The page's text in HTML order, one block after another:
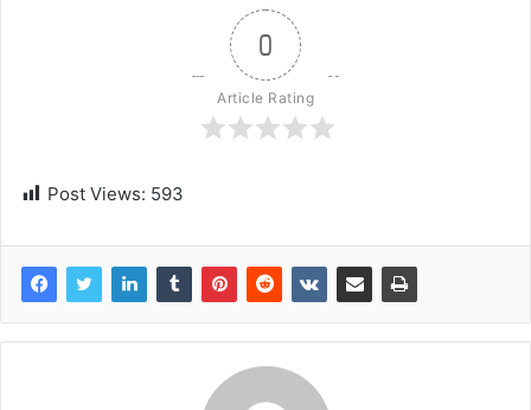
0
Article Rating
Post Views: 593